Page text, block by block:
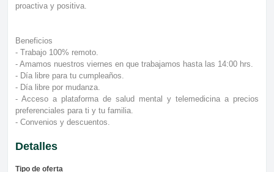
proactiva y positiva.
Beneficios
- Trabajo 100% remoto.
- Amamos nuestros viernes en que trabajamos hasta las 14:00 hrs.
- Día libre para tu cumpleaños.
- Día libre por mudanza.
- Acceso a plataforma de salud mental y telemedicina a precios
preferenciales para ti y tu familia.
- Convenios y descuentos.
Detalles
Tipo de oferta